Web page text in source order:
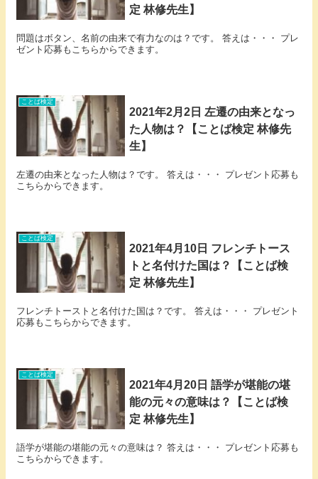
定 林修先生】
問題はボタン、名前の由来で有力なのは？です。 答えは・・・ プレ
ゼント応募もこちらからできます。
ことば検定
2021年2月2日 左遷の由来となっ
た人物は？【ことば検定 林修先
生】
左遷の由来となった人物は？です。 答えは・・・ プレゼント応募も
こちらからできます。
ことば検定
2021年4月10日 フレンチトース
トと名付けた国は？【ことば検
定 林修先生】
フレンチトーストと名付けた国は？です。 答えは・・・ プレゼント
応募もこちらからできます。
ことば検定
2021年4月20日 語学が堪能の堪
能の元々の意味は？【ことば検
定 林修先生】
語学が堪能の堪能の元々の意味は？ 答えは・・・ プレゼント応募も
こちらからできます。